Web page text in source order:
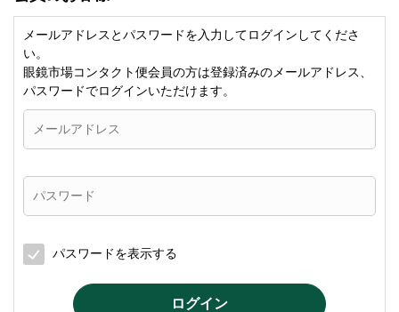
メールアドレスとパスワードを入力してログインしてくださ
い。
眼鏡市場コンタクト便会員の方は登録済みのメールアドレス、
パスワードでログインいただけます。
パスワードを表示する